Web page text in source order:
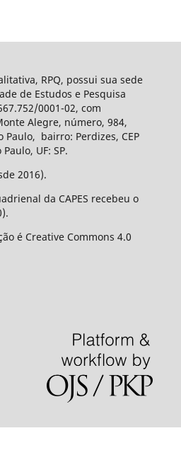
RPQ, possui sua sede
de Estudos e Pesquisa
0001-02, com
Alegre, número, 984,
Paulo, bairro: Perdizes, CEP
UF: SP.
2016).
da CAPES recebeu o
é Creative Commons 4.0